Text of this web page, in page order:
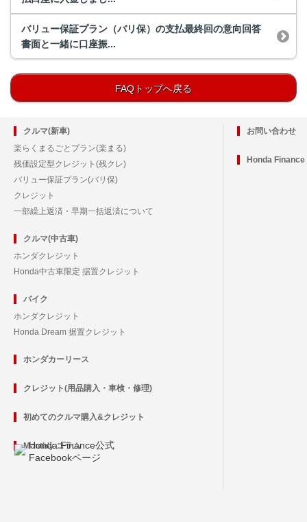
バリュー保証プラン（バリ保）の支払最終回の意向回答
書面と一緒に口座振...
FAQトップへ戻る
クルマ(新車)
楽らくまるごとプラン(楽まる)
残価設定型クレジット(残クレ)
バリュー保証プラン(バリ保)
クレジット
一部繰上返済・早期一括返済について
クルマ(中古車)
ホンダクレジット
Honda中古車限定 据置クレジット
バイク
ホンダクレジット
Honda Dream 据置クレジット
ホンダカーリース
クレジット(用品購入・車検・修理)
初めてのクルマ購入&クレジット
Monthly コラム
お問い合わせ
Honda Finance
Honda Finance公式
Facebookページ